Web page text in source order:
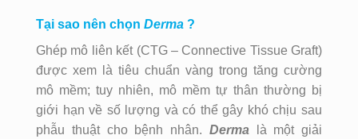
Tại sao nên chọn Derma ?
Ghép mô liên kết (CTG – Connective Tissue Graft)
được xem là tiêu chuẩn vàng trong tăng cường
mô mềm; tuy nhiên, mô mềm tự thân thường bị
giới hạn về số lượng và có thể gây khó chịu sau
phẫu thuật cho bệnh nhân. Derma là một giải